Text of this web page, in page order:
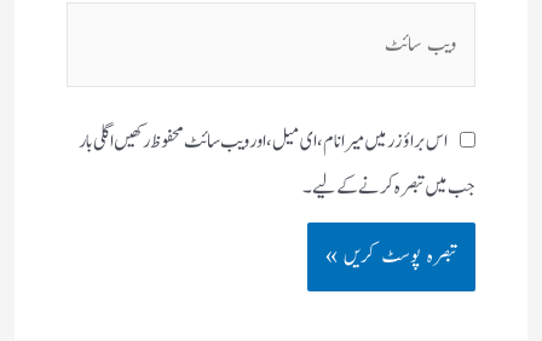
اس براؤزر میں میرا نام، ای میل، اور ویب سائٹ محفوظ رکھیں اگلی بار
جب میں تبصرہ کرنے کےلیے۔